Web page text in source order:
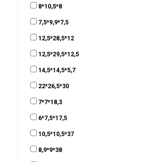
8*10,5*8
7,5*9,9*7,5
12,5*28,5*12
12,5*29,5*12,5
14,5*14,5*5,7
22*26,5*30
7*7*18,3
6*7,5*17,5
10,5*10,5*37
8,9*9*38